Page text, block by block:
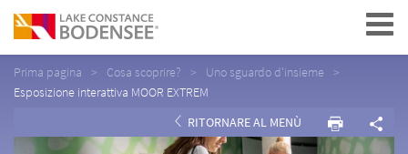
Navigation
Prima pagina Cosa scoprire?
Uno sguardo d'insieme
Esposizione interattiva MOOR EXTREM
RITORNARE AL MENÙ